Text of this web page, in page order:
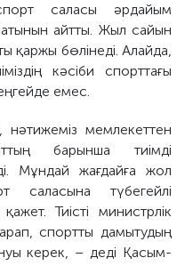
саласы әрдайым
айтты. Жыл сайын
қаржы бөлінеді. Алайда,
кәсіби спорттағы
емес.
мемлекеттен
барынша тиімді
Мұндай жағдайға жол
саласына түбегейлі
Тиісті министрлік
спортты дамытудың
керек, – деді Қасым-